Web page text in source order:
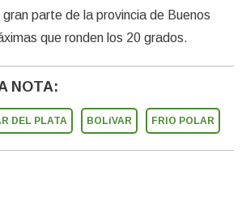
gran parte de la provincia de Buenos
que ronden los 20 grados.
NOTA:
DEL PLATA BOLíVAR FRIO POLAR